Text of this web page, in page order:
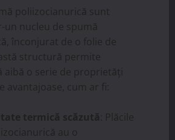
poliizocianurică sunt
nucleu de spumă
înconjurat de o folie de
structură permite
aibă o serie de proprietăți
avantajoase, cum ar fi:
termică scăzută : Plăcile
au o